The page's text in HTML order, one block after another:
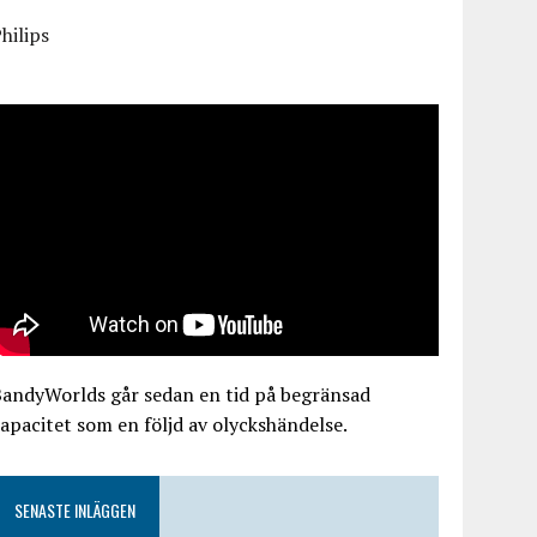
går sedan en tid på begränsad
som en följd av olyckshändelse.
SENASTE INLÄGGEN